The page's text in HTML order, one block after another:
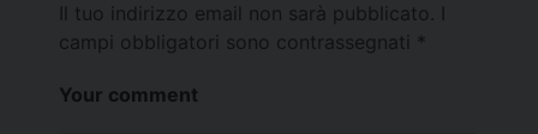
Il tuo indirizzo email non sarà pubblicato.
campi obbligatori sono contrassegnati *
Your comment